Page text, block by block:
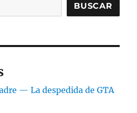
BUSCAR
— La despedida de GTA